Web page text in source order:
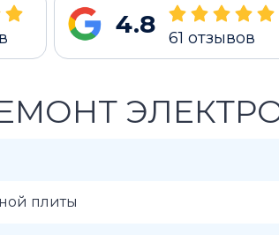
4.8 61 отзывов
плиты